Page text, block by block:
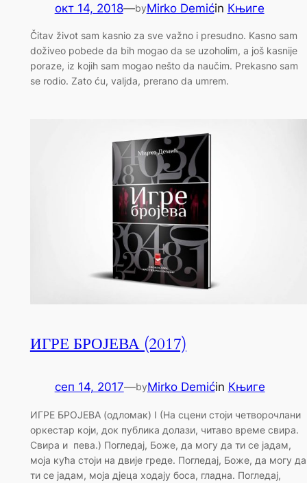
окт 14, 2018—byMirko Demićin Књиге
Čitav život sam kasnio za sve važno i presudno. Kasno sam
doživeo pobede da bih mogao da se uzoholim, a još kasnije
poraze, iz kojih sam mogao nešto da naučim. Prekasno sam
se rodio. Zato ću, valјda, prerano da umrem.
ИГРЕ БРОЈЕВА (2017)
сеп 14, 2017—byMirko Demićin Књиге
ИГРЕ БРОЈЕВА (одломак) I (На сцени стоји четворочлани
оркестар који, док публика долази, читаво време свира.
Свира и пева.) Погледај, Боже, да могу да ти се јадам,
моја кућа стоји на двије греде. Погледај, Боже, да могу да
ти се јадам, моја дјеца ходају боса, гладна. Погледај,